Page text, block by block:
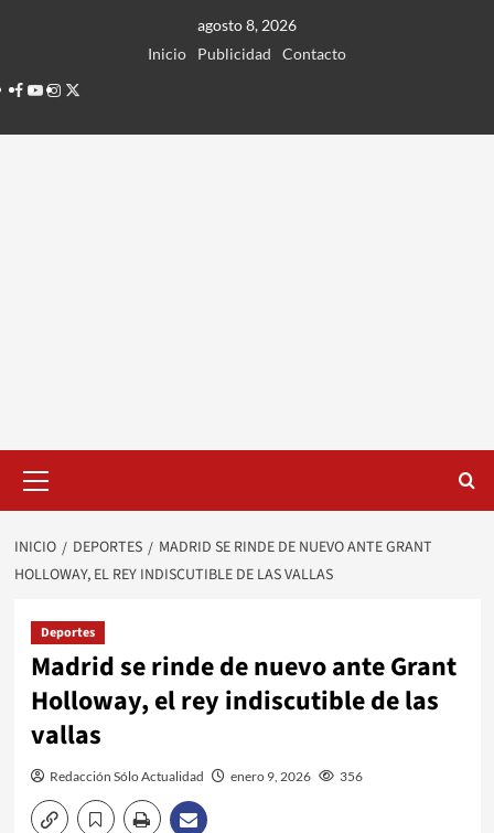
agosto 8, 2026
Inicio
Publicidad
Contacto
Facebook
Youtube
Instagram
Twitter
principal
INICIO DEPORTES
MADRID SE RINDE DE NUEVO ANTE GRANT
HOLLOWAY, EL REY INDISCUTIBLE DE LAS VALLAS
Deportes
Madrid se rinde de nuevo ante Grant
Holloway, el rey indiscutible de las
vallas
Redacción Sólo Actualidad enero 9, 2026 356